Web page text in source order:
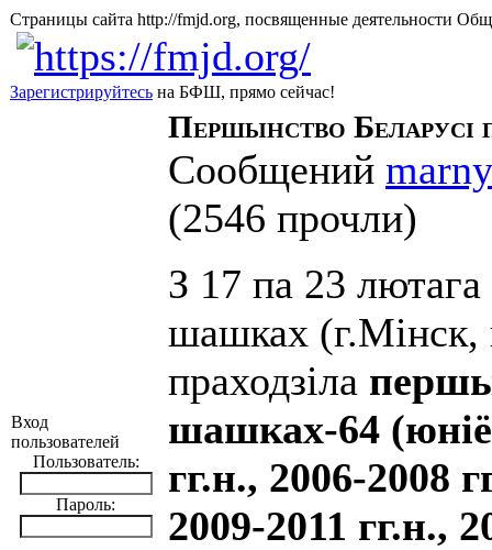
Страницы сайта http://fmjd.org, посвященные
Зарегистрируйтесь на БФШ, прямо сейчас!
Вход
пользователей
Пользователь:
Пароль:
Першынство
Сообщений marny
(2546 прочли)
З 17 па 23
шашках (г.Мінск,
праходзіла
шашках-64
гг.н., 2006-2008
2009-2011 гг.н.,